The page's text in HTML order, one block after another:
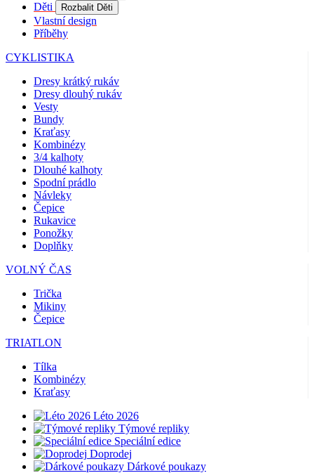
Děti Rozbalit Děti
Vlastní design
Příběhy
CYKLISTIKA
Dresy krátký rukáv
Dresy dlouhý rukáv
Vesty
Bundy
Kraťasy
Kombinézy
3/4 kalhoty
Dlouhé kalhoty
Spodní prádlo
Návleky
Čepice
Rukavice
Ponožky
Doplňky
VOLNÝ ČAS
Trička
Mikiny
Čepice
TRIATLON
Tílka
Kombinézy
Kraťasy
Léto 2026
Týmové repliky
Speciální edice
Doprodej
Dárkové poukazy